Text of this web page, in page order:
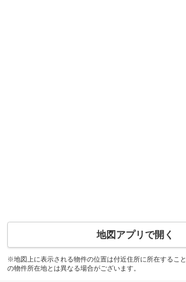
地図アプリで開く
※地図上に表示される物件の位置は付近住所に所在するこ
の物件所在地とは異なる場合がございます。